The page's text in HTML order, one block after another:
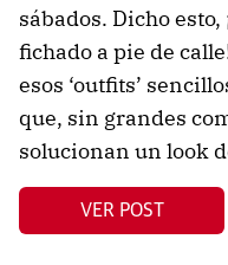
sábados. Dicho
fichado a pie de
esos ‘outfits’
que, sin grandes
solucionan un look
VER POST